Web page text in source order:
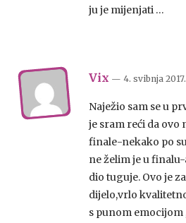
ju je mijenjati …
Vix — 4. svibnja 2017.
Naježio sam se u
je sram reći da ovo
finale-nekako po
ne želim je u
dio tuguje. Ovo je
dijelo,vrlo
s punom